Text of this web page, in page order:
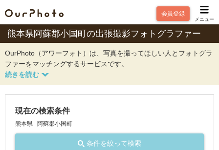
会員登録
メニュー
熊本県阿蘇郡小国町の出張撮影フォトグラファー
OurPhoto（アワーフォト）は、写真を撮ってほしい人とフォトグラ
ファーをマッチングするサービスです。
現在の検索条件
熊本県 阿蘇郡小国町
条件を絞って検索